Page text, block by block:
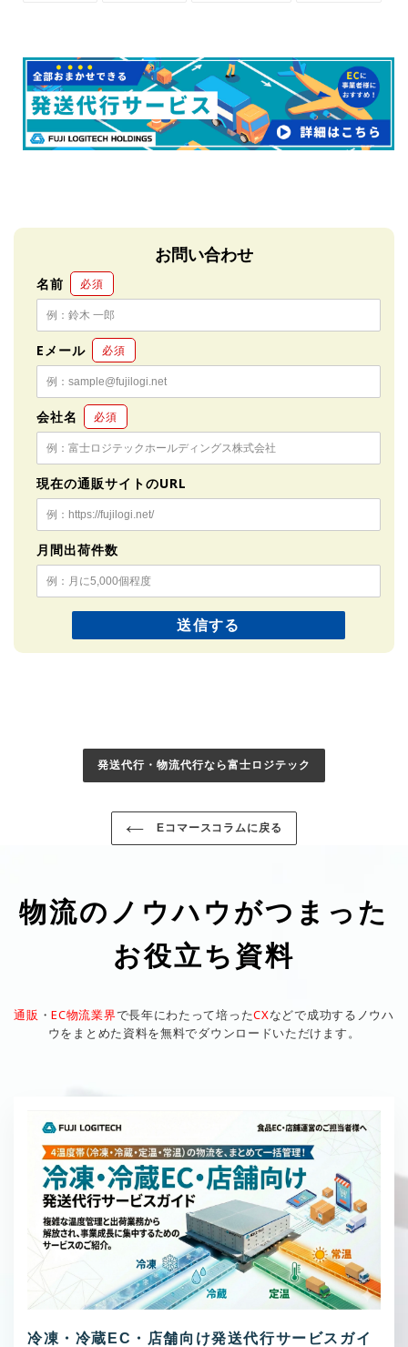
お問い合わせ
名前 必須
Eメール 必須
会社名 必須
現在の通販サイトのURL
月間出荷件数
発送代行・物流代行なら富士ロジテック
Eコマースコラムに戻る
物流のノウハウがつまった
お役立ち資料
通販 ・EC物流業界で長年にわたって培ったCXなどで成功するノウハ
ウをまとめた資料を無料でダウンロードいただけます。
冷凍・冷蔵EC・店舗向け発送代行サービスガイ